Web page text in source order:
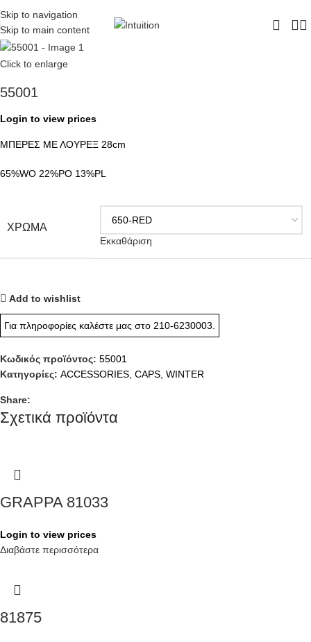
Skip to navigation
Skip to main content
Click to enlarge
55001
Login to view prices
ΜΠΕΡΕΣ ΜΕ ΛΟΥΡΕΞ 28cm
65%WO 22%PO 13%PL
ΧΡΩΜΑ
Εκκαθάριση
Add to wishlist
Για πληροφορίες καλέστε μας στο 210-6230003.
Κωδικός προϊόντος: 55001
Κατηγορίες: ACCESSORIES, CAPS, WINTER
Share:
Σχετικά προϊόντα
GRAPPA 81033
Login to view prices
Διαβάστε περισσότερα
81875